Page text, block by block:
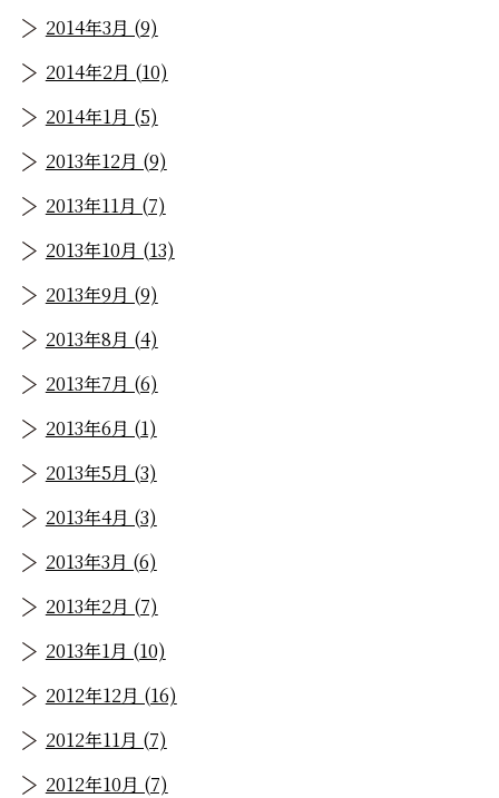
2014年3月 (9)
2014年2月 (10)
2014年1月 (5)
2013年12月 (9)
2013年11月 (7)
2013年10月 (13)
2013年9月 (9)
2013年8月 (4)
2013年7月 (6)
2013年6月 (1)
2013年5月 (3)
2013年4月 (3)
2013年3月 (6)
2013年2月 (7)
2013年1月 (10)
2012年12月 (16)
2012年11月 (7)
2012年10月 (7)